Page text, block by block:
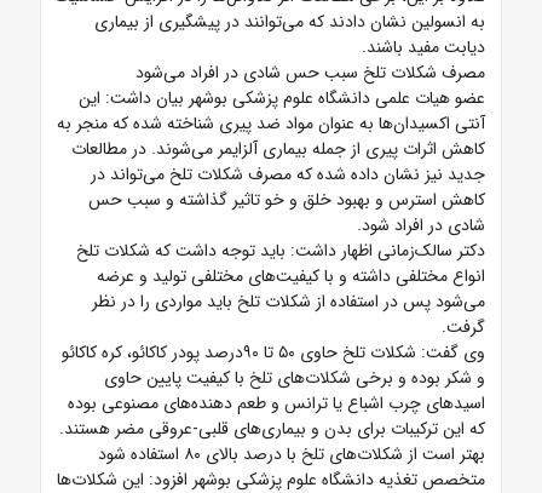
به انسولین نشان دادند که می‌توانند در پیشگیری از بیماری
دیابت مفید باشند.
مصرف شکلات تلخ سبب حس شادی در افراد می‌شود
عضو هیات علمی دانشگاه علوم پزشکی بوشهر بیان داشت: این
آنتی اکسیدان‌ها به عنوان مواد ضد پیری شناخته شده که منجر به
کاهش اثرات پیری از جمله بیماری آلزایمر می‌شوند. در مطالعات
جدید نیز نشان داده شده که مصرف شکلات تلخ می‌تواند در
کاهش استرس و بهبود خلق و خو تاثیر گذاشته و سبب حس
شادی در افراد شود.
دکتر سالک‌زمانی اظهار داشت: باید توجه داشت که شکلات تلخ
انواع مختلفی داشته و با کیفیت‌های مختلفی تولید و عرضه
می‌شود پس در استفاده از شکلات تلخ باید مواردی را در نظر
گرفت.
وی گفت: شکلات تلخ حاوی ۵۰ تا ۹۰درصد پودر کاکائو، کره کاکائو
و شکر بوده و برخی شکلات‌های تلخ با کیفیت پایین حاوی
اسیدهای چرب اشباع یا ترانس و طعم دهنده‌های مصنوعی بوده
که این ترکیبات برای بدن و بیماری‌های قلبی-عروقی مضر هستند.
بهتر است از شکلات‌های تلخ با درصد بالای ۸۰ استفاده شود
متخصص تغذیه دانشگاه علوم پزشکی بوشهر افزود: این شکلات‌ها